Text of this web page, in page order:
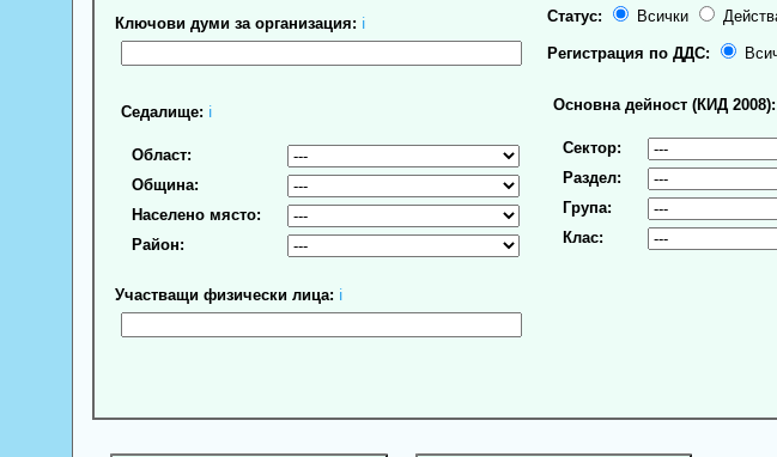
Ключови думи за организация: ℹ
Седалище: ℹ
Област:
Община:
Населено място:
Район:
Участващи физически лица: ℹ
Статус: Всички
Регистрация по ДДС:
Основна дейност (КИД 2008):
Сектор:
Раздел:
Група:
Клас: